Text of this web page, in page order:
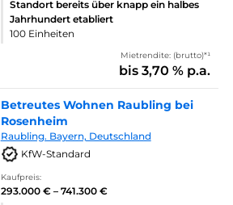
Standort bereits über knapp ein halbes
Jahrhundert etabliert
100 Einheiten
Mietrendite: (brutto)*¹
bis 3,70 % p.a.
Betreutes Wohnen Raubling bei
Rosenheim
Raubling. Bayern, Deutschland
KfW-Standard
Kaufpreis:
293.000 € – 741.300 €